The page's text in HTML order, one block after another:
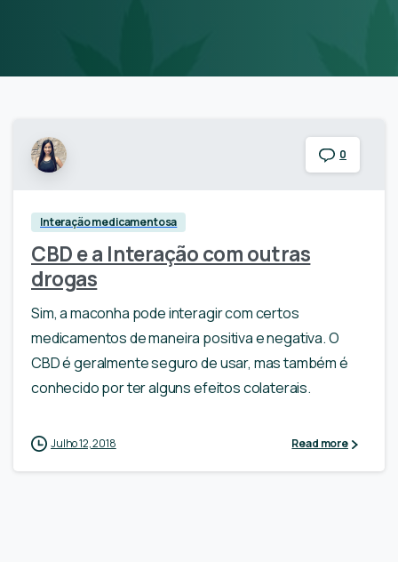
0
Interação medicamentosa
CBD e a Interação com outras
drogas
Sim, a maconha pode interagir com certos
medicamentos de maneira positiva e negativa. O
CBD é geralmente seguro de usar, mas também é
conhecido por ter alguns efeitos colaterais.
Julho 12, 2018 Read more